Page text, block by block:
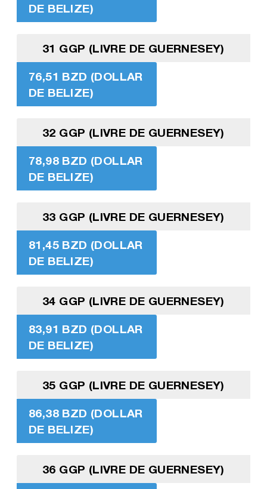
DE BELIZE)
31 GGP (LIVRE DE GUERNESEY)
76,51 BZD (DOLLAR
DE BELIZE)
32 GGP (LIVRE DE GUERNESEY)
78,98 BZD (DOLLAR
DE BELIZE)
33 GGP (LIVRE DE GUERNESEY)
81,45 BZD (DOLLAR
DE BELIZE)
34 GGP (LIVRE DE GUERNESEY)
83,91 BZD (DOLLAR
DE BELIZE)
35 GGP (LIVRE DE GUERNESEY)
86,38 BZD (DOLLAR
DE BELIZE)
36 GGP (LIVRE DE GUERNESEY)